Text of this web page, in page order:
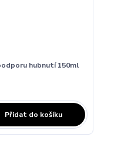
hubnutí 150ml
Přidat do košíku